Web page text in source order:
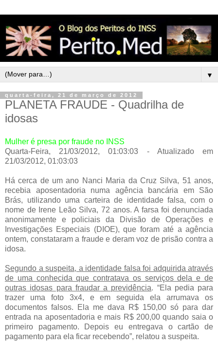
▼
quarta-feira, 21 de março de 2012
PLANETA FRAUDE - Quadrilha de
idosas
Mulher é presa por fraude no INSS
Quarta-Feira, 21/03/2012, 01:03:03 - Atualizado em
21/03/2012, 01:03:03
Há cerca de um ano Nanci Maria da Cruz Silva, 51 anos,
recebia aposentadoria numa agência bancária em São
Brás, utilizando uma carteira de identidade falsa, com o
nome de Irene Leão Silva, 72 anos. A farsa foi denunciada
anonimamente e policiais da Divisão de Operações e
Investigações Especiais (DIOE), que foram até a agência
ontem, constataram a fraude e deram voz de prisão contra a
idosa.
Segundo a suspeita, a identidade falsa foi adquirida através
de uma conhecida que contratava os serviços dela e de
outras idosas para fraudar a previdência. “Ela pedia para
trazer uma foto 3x4, e em seguida ela arrumava os
documentos falsos. Ela me dava R$ 150,00 só para dar
entrada na aposentadoria e mais R$ 200,00 quando saia o
primeiro pagamento. Depois eu entregava o cartão de
pagamento para ela ficar recebendo”, relatou a suspeita.